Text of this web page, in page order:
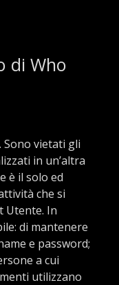
di Who
Sono vietati gli
in un’altra
è il solo ed
che si
Utente. In
di mantenere
e password;
a cui
utilizzano